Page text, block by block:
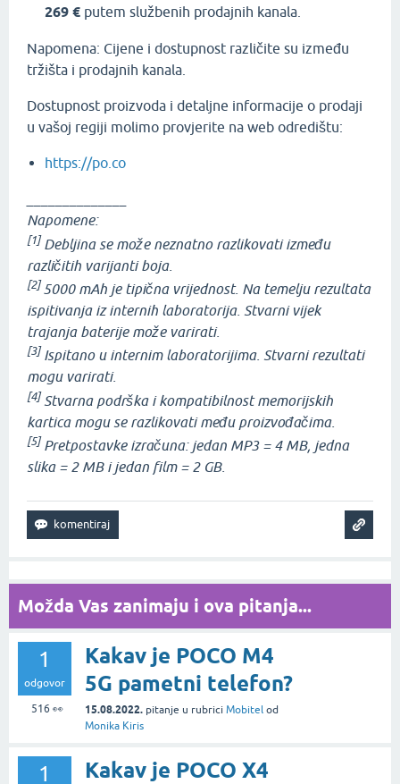
269 € putem službenih prodajnih kanala.
Napomena: Cijene i dostupnost različite su između
tržišta i prodajnih kanala.
Dostupnost proizvoda i detaljne informacije o prodaji
u vašoj regiji molimo provjerite na web odredištu:
https://po.co
Napomene:
[1]Debljina se može neznatno razlikovati između
različitih varijanti boja.
[2]5000 mAh je tipična vrijednost. Na temelju rezultata
ispitivanja iz internih laboratorija. Stvarni vijek
trajanja baterije može varirati.
[3]Ispitano u internim laboratorijima. Stvarni rezultati
mogu varirati.
[4]Stvarna podrška i kompatibilnost memorijskih
kartica mogu se razlikovati među proizvođačima.
[5]Pretpostavke izračuna: jedan MP3 = 4 MB, jedna
slika = 2 MB i jedan film = 2 GB.
Možda Vas zanimaju i ova pitanja...
1
odgovor
516 👀
Kakav je POCO M4
5G pametni telefon?
15.08.2022. pitanje u rubrici Mobitel od
Monika Kiris
1
Kakav je POCO X4